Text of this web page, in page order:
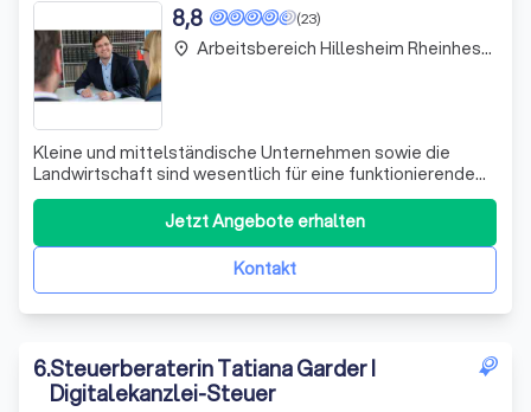
(23)
8,8
Kleine und mittelständische Unternehmen sowie die
Landwirtschaft sind wesentlich für eine funktionierende
Wirtschaft, die nachhaltig Arbeitsplätze und Wohlstand
schafft. Sie zu erhalten und zu stärken ist eine
bedeutende gesellschaftliche Aufgabe, um unsere
bestehende hohe Lebensqualität nachhaltig
Kontakt
Jetzt Angebote erhalten
place Arbeitsbereich Hillesheim Rheinhessen
6.Steuerberaterin Tatiana Garder I
Digitalekanzlei-Steuer